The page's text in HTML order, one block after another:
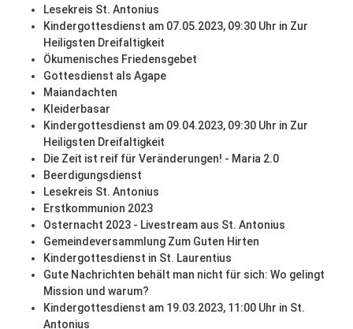
Lesekreis St. Antonius
Kindergottesdienst am 07.05.2023, 09:30 Uhr in Zur
Heiligsten Dreifaltigkeit
Ökumenisches Friedensgebet
Gottesdienst als Agape
Maiandachten
Kleiderbasar
Kindergottesdienst am 09.04.2023, 09:30 Uhr in Zur
Heiligsten Dreifaltigkeit
Die Zeit ist reif für Veränderungen! - Maria 2.0
Beerdigungsdienst
Lesekreis St. Antonius
Erstkommunion 2023
Osternacht 2023 - Livestream aus St. Antonius
Gemeindeversammlung Zum Guten Hirten
Kindergottesdienst in St. Laurentius
Gute Nachrichten behält man nicht für sich: Wo gelingt
Mission und warum?
Kindergottesdienst am 19.03.2023, 11:00 Uhr in St.
Antonius